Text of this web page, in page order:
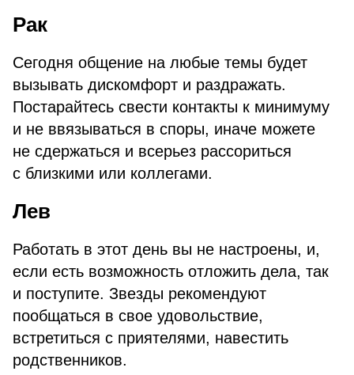
Рак
Сегодня общение на любые темы будет
вызывать дискомфорт и раздражать.
Постарайтесь свести контакты к минимуму
и не ввязываться в споры, иначе можете
не сдержаться и всерьез рассориться
с близкими или коллегами.
Лев
Работать в этот день вы не настроены, и,
если есть возможность отложить дела, так
и поступите. Звезды рекомендуют
пообщаться в свое удовольствие,
встретиться с приятелями, навестить
родственников.